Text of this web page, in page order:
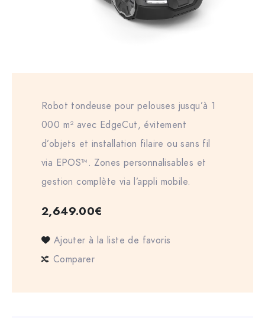
Robot tondeuse pour pelouses jusqu’à 1
000 m² avec EdgeCut, évitement
d’objets et installation filaire ou sans fil
via EPOS™. Zones personnalisables et
gestion complète via l’appli mobile.
2,649.00€
Ajouter à la liste de favoris
Comparer